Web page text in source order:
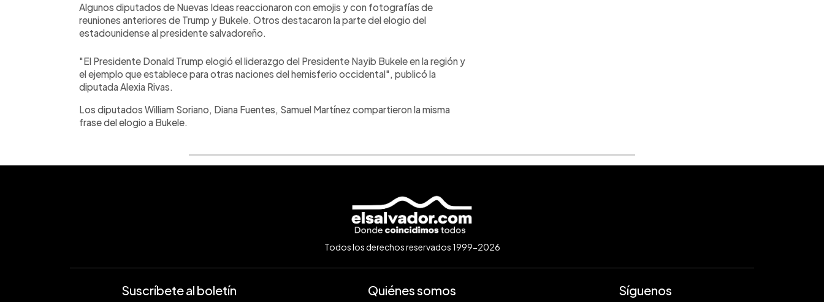
Algunos diputados de Nuevas Ideas reaccionaron con emojis y con fotografías de
reuniones anteriores de Trump y Bukele. Otros destacaron la parte del elogio del
estadounidense al presidente salvadoreño.
"El Presidente Donald Trump elogió el liderazgo del Presidente Nayib Bukele en la región y
el ejemplo que establece para otras naciones del hemisferio occidental", publicó la
diputada Alexia Rivas.
Los diputados William Soriano, Diana Fuentes, Samuel Martínez compartieron la misma
frase del elogio a Bukele.
Todos los derechos reservados 1999-2026
Suscríbete al boletín Quiénes somos Síguenos